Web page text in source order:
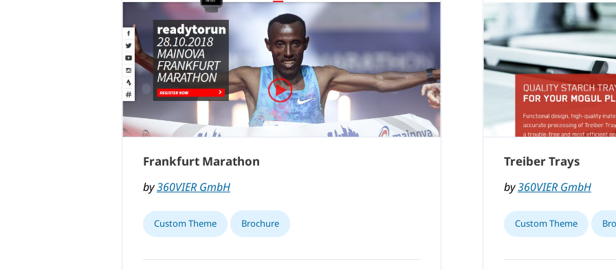
Frankfurt Marathon
by360VIER GmbH
Custom Theme Brochure
Treiber Trays
by360VIER GmbH
Custom Theme